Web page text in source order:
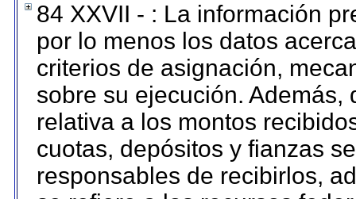
84 XXVII - : La información
por lo menos los datos
criterios de asignación,
sobre su ejecución.
relativa a los montos
cuotas, depósitos y fianzas
responsables de recibirlos,